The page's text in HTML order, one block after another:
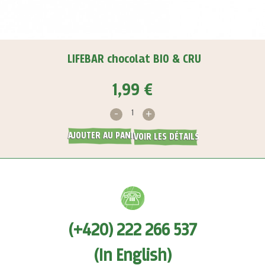
LIFEBAR chocolat BIO & CRU
1,99 €
- +
AJOUTER AU PANIERVOIR LES DÉTAILS
(+420) 222 266 537
(In English)